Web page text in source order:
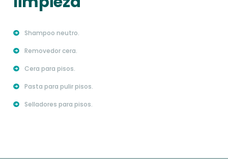
Shampoo neutro.
Removedor cera.
Cera para pisos.
Pasta para pulir pisos.
Selladores para pisos.